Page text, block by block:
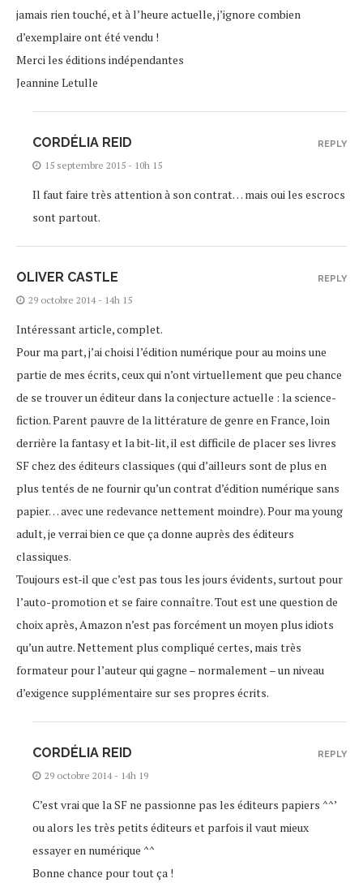
jamais rien touché, et à l’heure actuelle, j’ignore combien
d’exemplaire ont été vendu !
Merci les éditions indépendantes
Jeannine Letulle
CORDÉLIA REID
15 septembre 2015 - 10h 15
Il faut faire très attention à son contrat… mais oui les escrocs
sont partout.
REPLY
OLIVER CASTLE
29 octobre 2014 - 14h 15
Intéressant article, complet.
Pour ma part, j’ai choisi l’édition numérique pour au moins une
partie de mes écrits, ceux qui n’ont virtuellement que peu chance
de se trouver un éditeur dans la conjecture actuelle : la science-
fiction. Parent pauvre de la littérature de genre en France, loin
derrière la fantasy et la bit-lit, il est difficile de placer ses livres
SF chez des éditeurs classiques (qui d’ailleurs sont de plus en
plus tentés de ne fournir qu’un contrat d’édition numérique sans
papier… avec une redevance nettement moindre). Pour ma young
adult, je verrai bien ce que ça donne auprès des éditeurs
classiques.
Toujours est-il que c’est pas tous les jours évidents, surtout pour
l’auto-promotion et se faire connaître. Tout est une question de
choix après, Amazon n’est pas forcément un moyen plus idiots
qu’un autre. Nettement plus compliqué certes, mais très
formateur pour l’auteur qui gagne – normalement – un niveau
d’exigence supplémentaire sur ses propres écrits.
REPLY
CORDÉLIA REID
29 octobre 2014 - 14h 19
C’est vrai que la SF ne passionne pas les éditeurs papiers ^^’
ou alors les très petits éditeurs et parfois il vaut mieux
essayer en numérique ^^
Bonne chance pour tout ça !
REPLY